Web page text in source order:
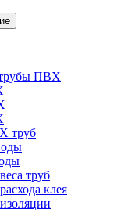
ПВХ
труб
труб
клея